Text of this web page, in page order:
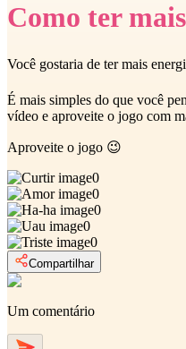
Como ter
Você gostaria de ter mais
É mais simples do que você
vídeo e aproveite o jogo com
Aproveite o jogo 😉
0
0
0
0
0
Compartilhar
Um comentário